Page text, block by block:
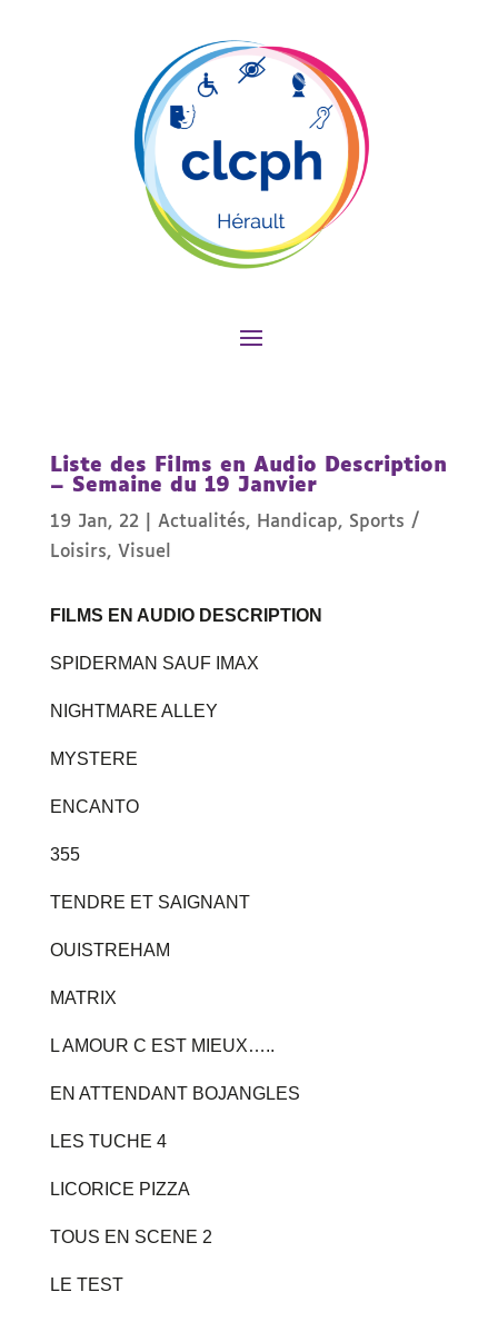
Liste des Films en Audio Description
– Semaine du 19 Janvier
19 Jan, 22| Actualités, Handicap, Sports /
Loisirs, Visuel
FILMS EN AUDIO DESCRIPTION
SPIDERMAN SAUF IMAX
NIGHTMARE ALLEY
MYSTERE
ENCANTO
355
TENDRE ET SAIGNANT
OUISTREHAM
MATRIX
L AMOUR C EST MIEUX…..
EN ATTENDANT BOJANGLES
LES TUCHE 4
LICORICE PIZZA
TOUS EN SCENE 2
LE TEST